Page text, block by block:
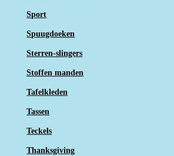
Sport
Spuugdoeken
Sterren-slingers
Stoffen manden
Tafelkleden
Tassen
Teckels
Thanksgiving